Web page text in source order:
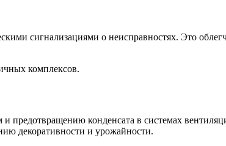
сигнализациями о неисправностях. Это
комплексов.
предотвращению конденсата в системах
декоративности и урожайности.